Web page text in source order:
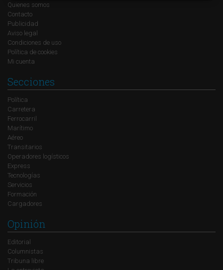
Quienes somos
Contacto
Publicidad
Aviso legal
Condiciones de uso
Política de cookies
Mi cuenta
Secciones
Política
Carretera
Ferrocarril
Marítimo
Aéreo
Transitarios
Operadores logísticos
Express
Tecnologías
Servicios
Formación
Cargadores
Opinión
Editorial
Columnistas
Tribuna libre